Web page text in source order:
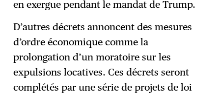
en exergue pendant le mandat de Trump.
D’autres décrets annoncent des mesures
d’ordre économique comme la
prolongation d’un moratoire sur les
expulsions locatives. Ces décrets seront
complétés par une série de projets de loi